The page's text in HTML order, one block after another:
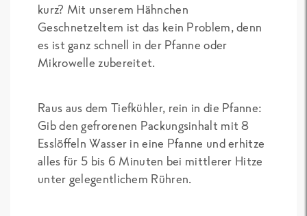
kurz? Mit unserem Hähnchen
Geschnetzeltem ist das kein Problem, denn
es ist ganz schnell in der Pfanne oder
Mikrowelle zubereitet.
Raus aus dem Tiefkühler, rein in die Pfanne:
Gib den gefrorenen Packungsinhalt mit 8
Esslöffeln Wasser in eine Pfanne und erhitze
alles für 5 bis 6 Minuten bei mittlerer Hitze
unter gelegentlichem Rühren.